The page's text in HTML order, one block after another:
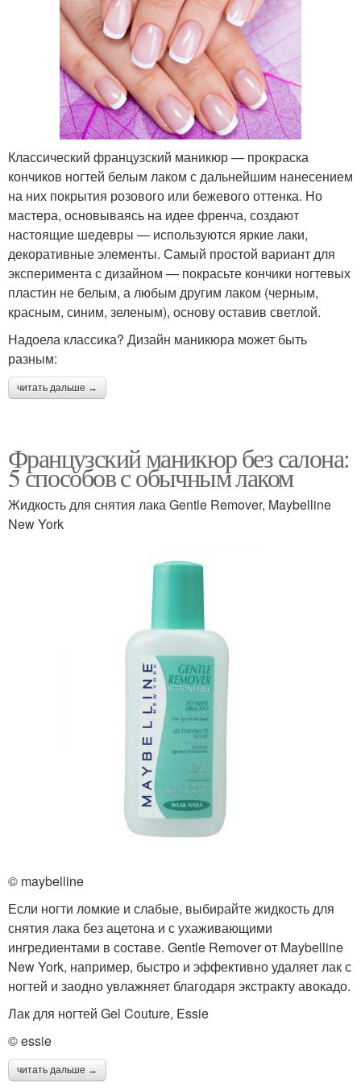
Классический французский маникюр — прокраска
кончиков ногтей белым лаком с дальнейшим нанесением
на них покрытия розового или бежевого оттенка. Но
мастера, основываясь на идее френча, создают
настоящие шедевры — используются яркие лаки,
декоративные элементы. Самый простой вариант для
эксперимента с дизайном — покрасьте кончики ногтевых
пластин не белым, а любым другим лаком (черным,
красным, синим, зеленым), основу оставив светлой.
Надоела классика? Дизайн маникюра может быть
разным:
читать дальше →
Французский маникюр без салона:
5 способов с обычным лаком
Жидкость для снятия лака Gentle Remover, Maybelline
New York
© maybelline
Если ногти ломкие и слабые, выбирайте жидкость для
снятия лака без ацетона и с ухаживающими
ингредиентами в составе. Gentle Remover от Maybelline
New York, например, быстро и эффективно удаляет лак с
ногтей и заодно увлажняет благодаря экстракту авокадо.
Лак для ногтей Gel Couture, Essie
© essie
читать дальше →